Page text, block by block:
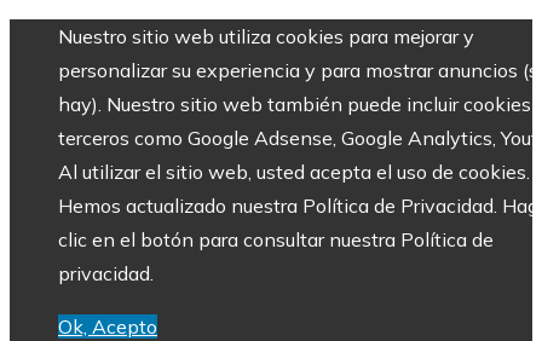
Nuestro sitio web utiliza cookies para mejorar y
personalizar su experiencia y para mostrar anuncios
hay). Nuestro sitio web también puede incluir cookies
terceros como Google Adsense, Google Analytics,
Al utilizar el sitio web, usted acepta el uso de cookies.
Hemos actualizado nuestra Política de Privacidad.
clic en el botón para consultar nuestra Política de
privacidad.
Ok, Acepto